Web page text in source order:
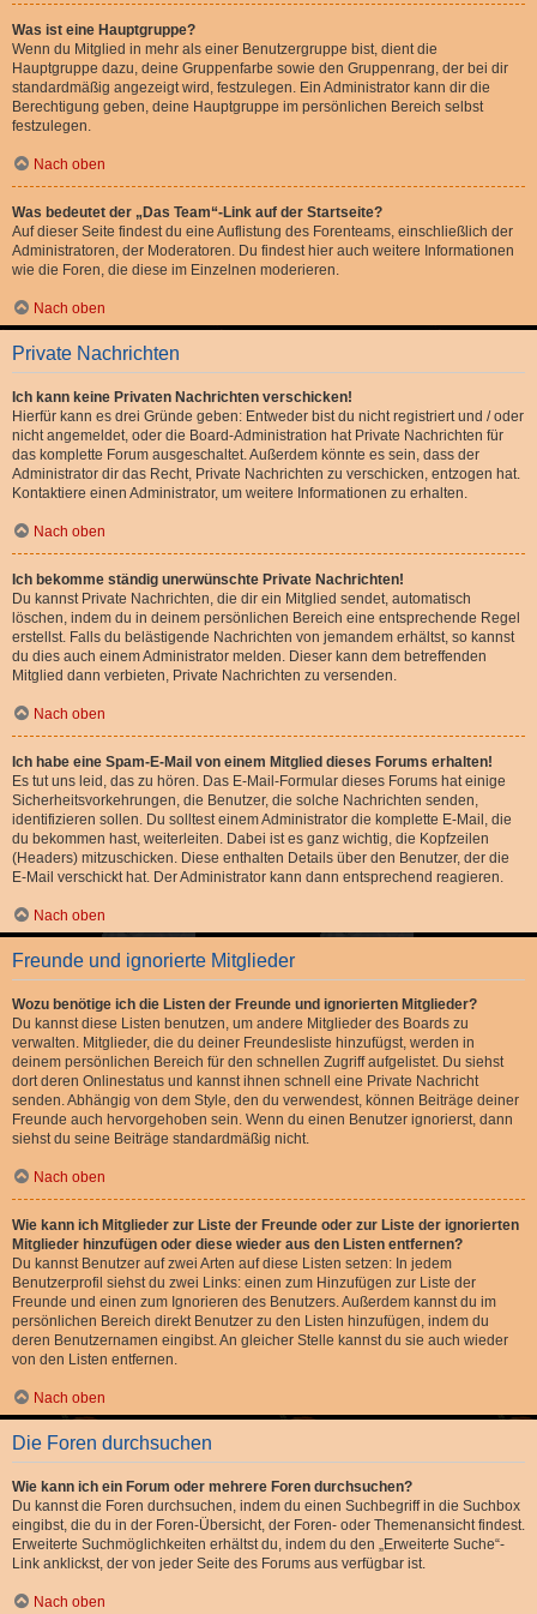
Was ist eine Hauptgruppe?
Wenn du Mitglied in mehr als einer Benutzergruppe bist, dient die
Hauptgruppe dazu, deine Gruppenfarbe sowie den Gruppenrang, der bei dir
standardmäßig angezeigt wird, festzulegen. Ein Administrator kann dir die
Berechtigung geben, deine Hauptgruppe im persönlichen Bereich selbst
festzulegen.
Nach oben
Was bedeutet der „Das Team“-Link auf der Startseite?
Auf dieser Seite findest du eine Auflistung des Forenteams, einschließlich der
Administratoren, der Moderatoren. Du findest hier auch weitere Informationen
wie die Foren, die diese im Einzelnen moderieren.
Nach oben
Private Nachrichten
Ich kann keine Privaten Nachrichten verschicken!
Hierfür kann es drei Gründe geben: Entweder bist du nicht registriert und / oder
nicht angemeldet, oder die Board-Administration hat Private Nachrichten für
das komplette Forum ausgeschaltet. Außerdem könnte es sein, dass der
Administrator dir das Recht, Private Nachrichten zu verschicken, entzogen hat.
Kontaktiere einen Administrator, um weitere Informationen zu erhalten.
Nach oben
Ich bekomme ständig unerwünschte Private Nachrichten!
Du kannst Private Nachrichten, die dir ein Mitglied sendet, automatisch
löschen, indem du in deinem persönlichen Bereich eine entsprechende Regel
erstellst. Falls du belästigende Nachrichten von jemandem erhältst, so kannst
du dies auch einem Administrator melden. Dieser kann dem betreffenden
Mitglied dann verbieten, Private Nachrichten zu versenden.
Nach oben
Ich habe eine Spam-E-Mail von einem Mitglied dieses Forums erhalten!
Es tut uns leid, das zu hören. Das E-Mail-Formular dieses Forums hat einige
Sicherheitsvorkehrungen, die Benutzer, die solche Nachrichten senden,
identifizieren sollen. Du solltest einem Administrator die komplette E-Mail, die
du bekommen hast, weiterleiten. Dabei ist es ganz wichtig, die Kopfzeilen
(Headers) mitzuschicken. Diese enthalten Details über den Benutzer, der die
E-Mail verschickt hat. Der Administrator kann dann entsprechend reagieren.
Nach oben
Freunde und ignorierte Mitglieder
Wozu benötige ich die Listen der Freunde und ignorierten Mitglieder?
Du kannst diese Listen benutzen, um andere Mitglieder des Boards zu
verwalten. Mitglieder, die du deiner Freundesliste hinzufügst, werden in
deinem persönlichen Bereich für den schnellen Zugriff aufgelistet. Du siehst
dort deren Onlinestatus und kannst ihnen schnell eine Private Nachricht
senden. Abhängig von dem Style, den du verwendest, können Beiträge deiner
Freunde auch hervorgehoben sein. Wenn du einen Benutzer ignorierst, dann
siehst du seine Beiträge standardmäßig nicht.
Nach oben
Wie kann ich Mitglieder zur Liste der Freunde oder zur Liste der ignorierten
Mitglieder hinzufügen oder diese wieder aus den Listen entfernen?
Du kannst Benutzer auf zwei Arten auf diese Listen setzen: In jedem
Benutzerprofil siehst du zwei Links: einen zum Hinzufügen zur Liste der
Freunde und einen zum Ignorieren des Benutzers. Außerdem kannst du im
persönlichen Bereich direkt Benutzer zu den Listen hinzufügen, indem du
deren Benutzernamen eingibst. An gleicher Stelle kannst du sie auch wieder
von den Listen entfernen.
Nach oben
Die Foren durchsuchen
Wie kann ich ein Forum oder mehrere Foren durchsuchen?
Du kannst die Foren durchsuchen, indem du einen Suchbegriff in die Suchbox
eingibst, die du in der Foren-Übersicht, der Foren- oder Themenansicht findest.
Erweiterte Suchmöglichkeiten erhältst du, indem du den „Erweiterte Suche“-
Link anklickst, der von jeder Seite des Forums aus verfügbar ist.
Nach oben